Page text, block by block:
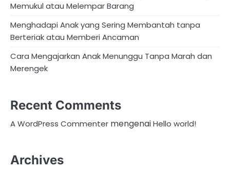
Memukul atau Melempar Barang
Menghadapi Anak yang Sering Membantah tanpa
Berteriak atau Memberi Ancaman
Cara Mengajarkan Anak Menunggu Tanpa Marah dan
Merengek
Recent Comments
A WordPress Commenter mengenaiHello world!
Archives